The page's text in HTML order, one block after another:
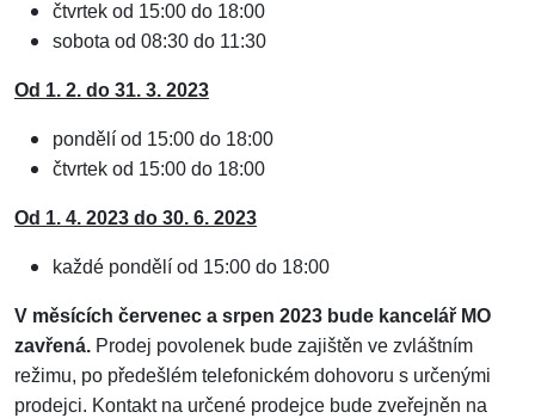
čtvrtek od 15:00 do 18:00
sobota od 08:30 do 11:30
Od 1. 2. do 31. 3. 2023
pondělí od 15:00 do 18:00
čtvrtek od 15:00 do 18:00
Od 1. 4. 2023 do 30. 6. 2023
každé pondělí od 15:00 do 18:00
V měsících červenec a srpen 2023 bude kancelář MO
zavřená. Prodej povolenek bude zajištěn ve zvláštním
režimu, po předešlém telefonickém dohovoru s určenými
prodejci. Kontakt na určené prodejce bude zveřejněn na